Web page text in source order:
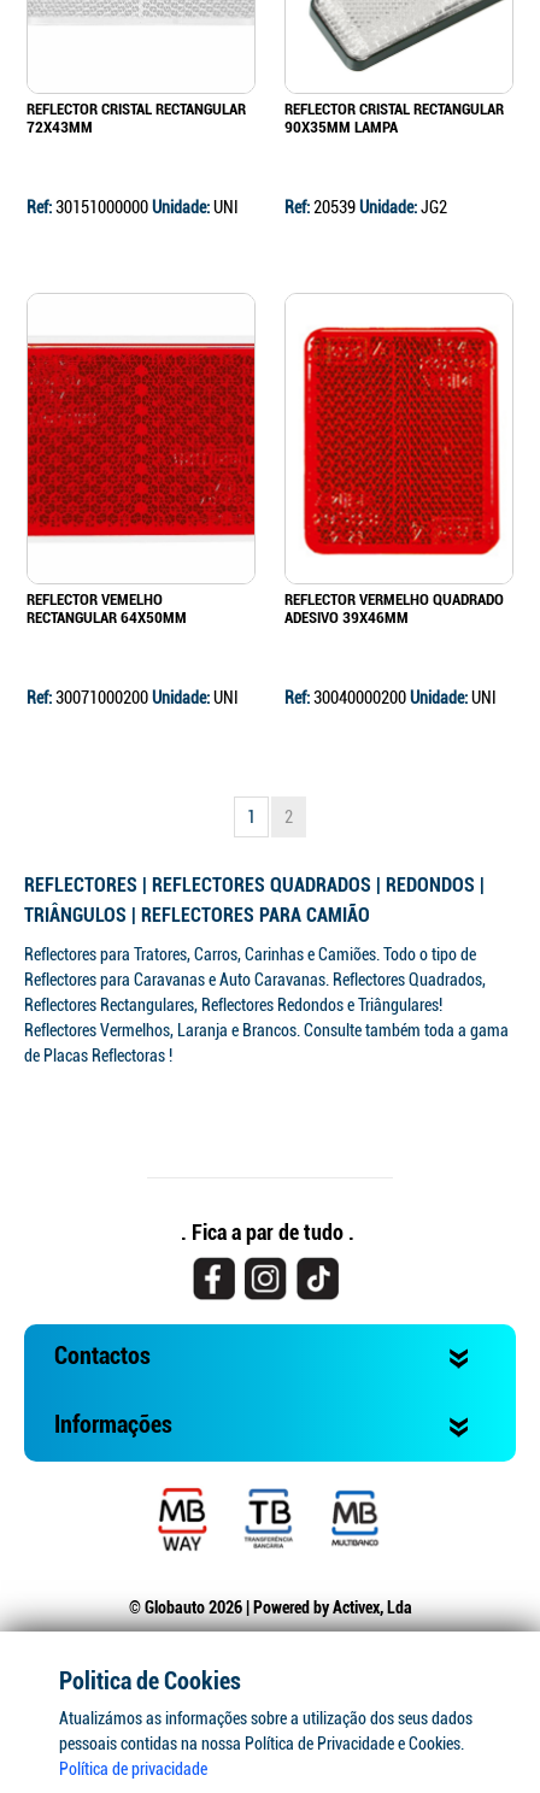
REFLECTOR CRISTAL RECTANGULAR
72X43MM
Ref:30151000000Unidade:UNI
REFLECTOR CRISTAL RECTANGULAR
90X35MM LAMPA
Ref:20539Unidade:JG2
REFLECTOR VEMELHO
RECTANGULAR 64X50MM
Ref:30071000200Unidade:UNI
REFLECTOR VERMELHO QUADRADO
ADESIVO 39X46MM
Ref:30040000200Unidade:UNI
1 2
REFLECTORES | REFLECTORES QUADRADOS | REDONDOS |
TRIÂNGULOS | REFLECTORES PARA CAMIÃO
Reflectores para Tratores, Carros, Carinhas e Camiões. Todo o tipo de
Reflectores para Caravanas e Auto Caravanas. Reflectores Quadrados,
Reflectores Rectangulares, Reflectores Redondos e Triângulares!
Reflectores Vermelhos, Laranja e Brancos. Consulte também toda a gama
de Placas Reflectoras !
. Fica a par de tudo .
Contactos
Informações
© Globauto 2026 | Powered byActivex, Lda
Politica de Cookies
Atualizámos as informações sobre a utilização dos seus dados
pessoais contidas na nossa Política de Privacidade e Cookies.
Política de privacidade